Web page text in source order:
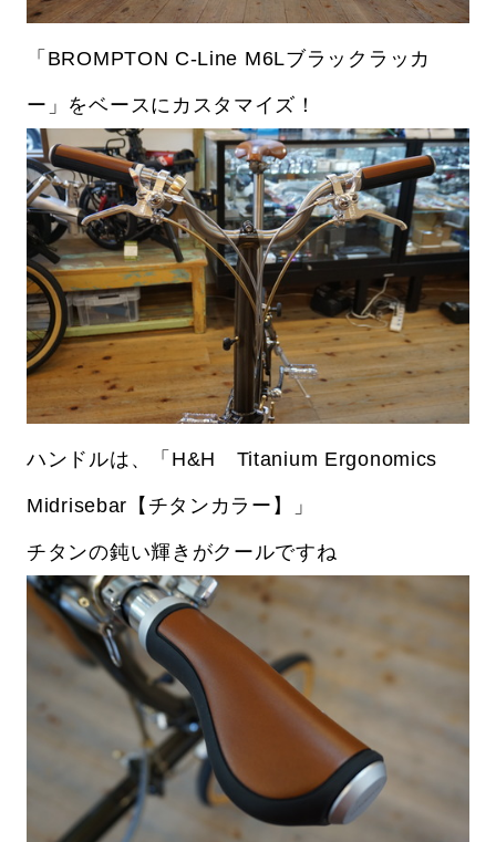
「BROMPTON C-Line M6Lブラックラッカ
ー」をベースにカスタマイズ！
ハンドルは、「H&H Titanium Ergonomics
Midrisebar【チタンカラー】」
チタンの鈍い輝きがクールですね